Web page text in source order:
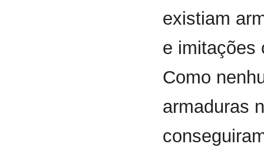
existiam
e imitações
Como
armaduras